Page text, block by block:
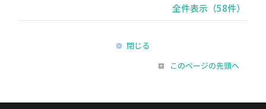
全件表示（58件）
閉じる
このページの先頭へ